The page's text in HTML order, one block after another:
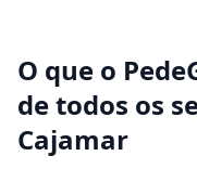
O que o
de todos os
Cajamar